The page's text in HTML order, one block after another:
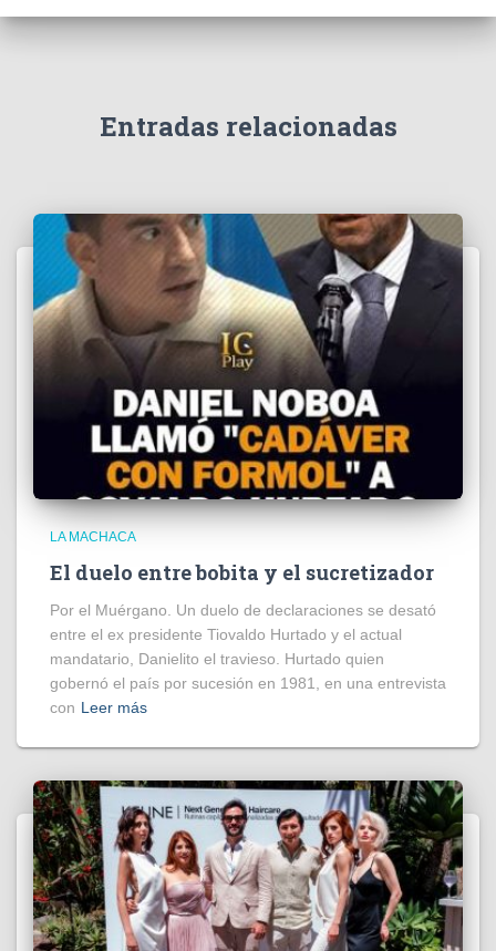
e
Entradas relacionadas
LA MACHACA
El duelo entre bobita y el sucretizador
Por el Muérgano. Un duelo de declaraciones se desató
entre el ex presidente Tiovaldo Hurtado y el actual
mandatario, Danielito el travieso. Hurtado quien
gobernó el país por sucesión en 1981, en una entrevista
con Leer más